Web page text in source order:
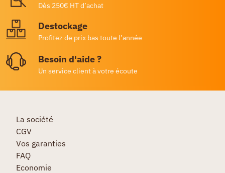
Dès 250€ HT d’achat
Destockage
Profitez de prix bas toute l’année
Besoin d'aide ?
Un service client à votre écoute
La société
CGV
Vos garanties
FAQ
Economie